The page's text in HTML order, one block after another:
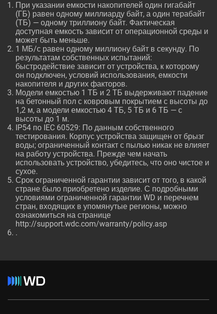
При указании емкости накопителей один гигабайт
(ГБ) равен одному миллиарду байт, а один терабайт
(ТБ) — одному триллиону байт. Фактическая
доступная емкость зависит от операционной среды и
может быть меньше.
1 МБ/с равен одному миллиону байт в секунду. По
результатам собственных испытаний:
быстродействие зависит от устройства, к которому
он подключен, условий использования, емкости
накопителя и других факторов.
Модели емкостью 1 ТБ и 2 ТБ выдерживают падение
на бетонный пол с ковровым покрытием с высоты до
1,2 м, а модели емкостью 4 ТБ, 5 ТБ и 6 ТБ — с
высоты до 1 м.
IP54 по IEC 60529: По данным собственного
тестирования. Корпус устройства защищен от брызг
воды; ограниченный контакт с пылью никак не влияет
на работу устройства. Прежде чем начать
использовать устройство, убедитесь, что оно чистое и
сухое.
Срок ограниченной гарантии зависит от того, в какой
стране было приобретено изделие. С подробными
условиями ограниченной гарантии WD и перечнем
стран, входящих в упомянутые регионы, можно
ознакомиться на странице
http://support.wdc.com/warranty/policy.asp
.